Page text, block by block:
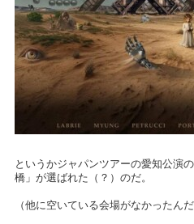
というかジャパンツアーの愛知公演
橋」が選ばれた（？）のだ。
（他に空いている会場がなかったん